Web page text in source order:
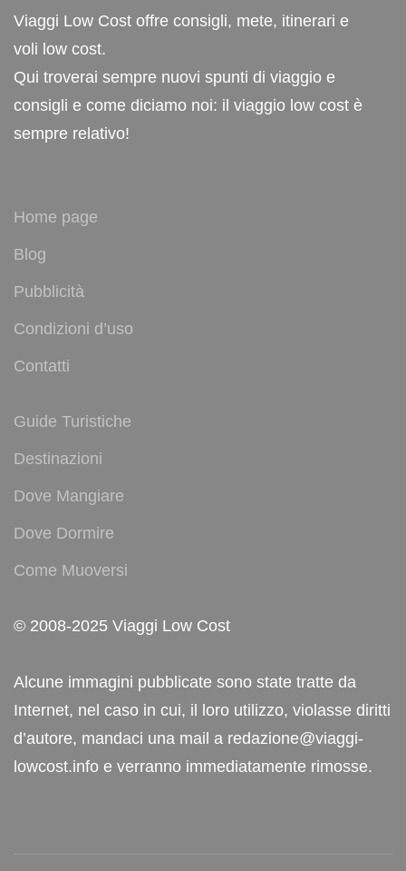
Viaggi Low Cost offre consigli, mete, itinerari e
voli low cost.
Qui troverai sempre nuovi spunti di viaggio e
consigli e come diciamo noi: il viaggio low cost è
sempre relativo!
Home page
Blog
Pubblicità
Condizioni d’uso
Contatti
Guide Turistiche
Destinazioni
Dove Mangiare
Dove Dormire
Come Muoversi
© 2008-2025 Viaggi Low Cost
Alcune immagini pubblicate sono state tratte da
Internet, nel caso in cui, il loro utilizzo, violasse diritti
d’autore, mandaci una mail a redazione@viaggi-
lowcost.info e verranno immediatamente rimosse.